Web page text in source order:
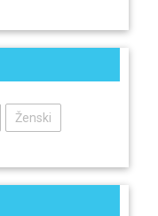
Ženski